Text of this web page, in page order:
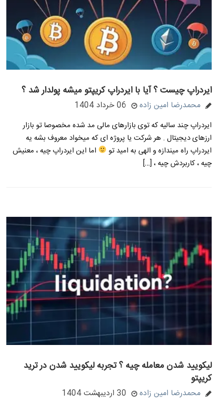
ایردراپ چیست ؟ آیا با ایردراپ کریپتو میشه پولدار شد ؟
محمدرضا امین زاده 06 خرداد 1404
ایردراپ چند سالیه که توی بازارهای مالی مد شده مخصوصا تو بازار
ارزهای دیجیتال . هر شرکت یا پروژه ای که میخواد معروف بشه یه
ایردراپ راه میندازه و الهی به امید تو
اما این ایردراپ چیه ، معنیش
چیه ، کاربردش چیه ، […]
لیکویید شدن معامله چیه ؟ تجربه لیکویید شدن در ترید
کریپتو
محمدرضا امین زاده 30 اردیبهشت 1404